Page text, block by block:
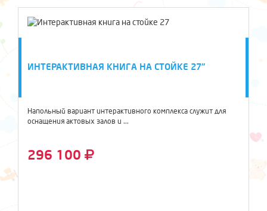
ИНТЕРАКТИВНАЯ КНИГА НА СТОЙКЕ 27"
Напольный вариант интерактивного комплекса служит для
оснащения актовых залов и ...
296 100